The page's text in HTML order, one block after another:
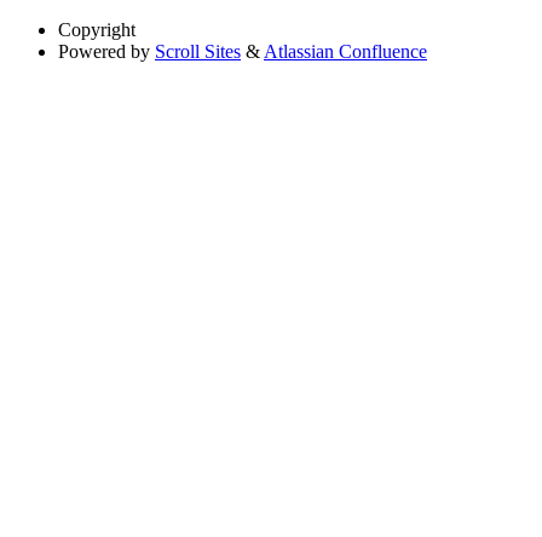
Copyright
Powered by Scroll Sites & Atlassian Confluence